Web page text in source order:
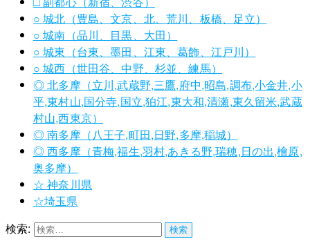
○ 城北（豊島、文京、北、荒川、板橋、足立）
○ 城南（品川、目黒、大田）
○ 城東（台東、墨田、江東、葛飾、江戸川）
○ 城西（世田谷、中野、杉並、練馬）
◎ 北多摩（立川,武蔵野,三鷹,府中,昭島,調布,小金井,小
平,東村山,国分寺,国立,狛江,東大和,清瀬,東久留米,武蔵
村山,西東京）
◎ 南多摩（八王子,町田,日野,多摩,稲城）
◎ 西多摩（青梅,福生,羽村,あきる野,瑞穂,日の出,檜原,
奥多摩）
☆ 神奈川県
☆埼玉県
検索: